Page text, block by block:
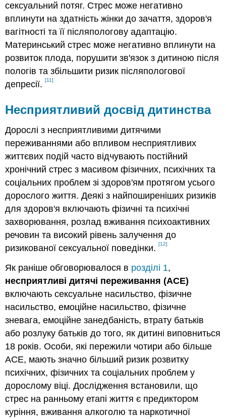
сексуальний потяг. Стрес може негативно
вплинути на здатність жінки до зачаття, здоров'я
вагітності та її післяпологову адаптацію.
Материнський стрес може негативно вплинути на
розвиток плода, порушити зв'язок з дитиною після
пологів та збільшити ризик післяпологової
депресії.[11]
Несприятливий досвід дитинства
Дорослі з несприятливими дитячими
переживаннями або впливом несприятливих
життєвих подій часто відчувають постійний
хронічний стрес з масивом фізичних, психічних та
соціальних проблем зі здоров'ям протягом усього
дорослого життя. Деякі з найпоширеніших ризиків
для здоров'я включають фізичні та психічні
захворювання, розлад вживання психоактивних
речовин та високий рівень залучення до
ризикованої сексуальної поведінки.[12]
Як раніше обговорювалося в розділі 1,
несприятливі дитячі переживання (ACE)
включають сексуальне насильство, фізичне
насильство, емоційне насильство, фізичне
зневага, емоційне занедбаність, втрату батьків
або розлуку батьків до того, як дитині виповниться
18 років. Особи, які пережили чотири або більше
ACE, мають значно більший ризик розвитку
психічних, фізичних та соціальних проблем у
дорослому віці. Дослідження встановили, що
стрес на ранньому етапі життя є предиктором
куріння, вживання алкоголю та наркотичної